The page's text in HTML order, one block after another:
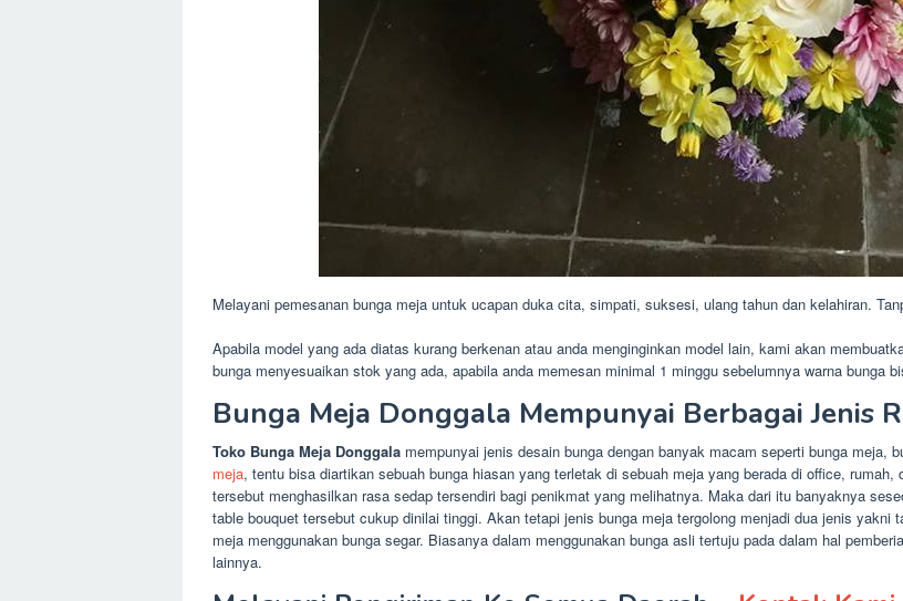
Melayani pemesanan bunga meja untuk ucapan duka cita, simpati, suksesi, ulang tahun dan kelahiran.
Apabila model yang ada diatas kurang berkenan atau anda menginginkan model lain, kami akan
bunga menyesuaikan stok yang ada, apabila anda memesan minimal 1 minggu sebelumnya warna bunga
Bunga Meja Donggala Mempunyai Berbagai Jenis
Toko Bunga Meja Donggala mempunyai jenis desain bunga dengan banyak macam seperti bunga meja,
meja, tentu bisa diartikan sebuah bunga hiasan yang terletak di sebuah meja yang berada di office,
tersebut menghasilkan rasa sedap tersendiri bagi penikmat yang melihatnya. Maka dari itu banyaknya
table bouquet tersebut cukup dinilai tinggi. Akan tetapi jenis bunga meja tergolong menjadi dua jenis yakni
meja menggunakan bunga segar. Biasanya dalam menggunakan bunga asli tertuju pada dalam hal
lainnya.